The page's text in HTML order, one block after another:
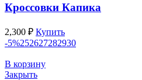
Кроссовки Капика
2,300 ₽ Купить
-5%252627282930
В корзину
Закрыть